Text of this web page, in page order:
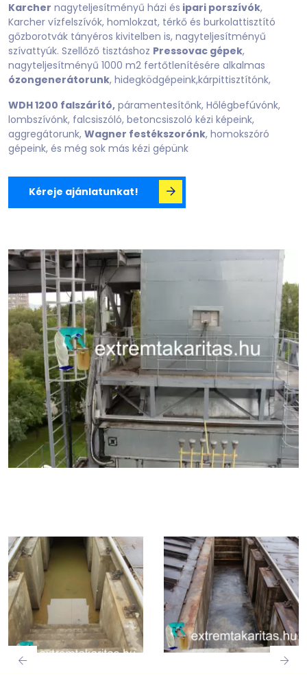
Karcher nagyteljesítményű házi és ipari porszívók,
Karcher vízfelszívók, homlokzat, térkő és burkolattisztító
gőzborotvák tányéros kivitelben is, nagyteljesítményű
szívattyúk. Szellőző tisztáshoz Pressovac gépek,
nagyteljesítményű 1000 m2 fertőtlenítésére alkalmas
ózongenerátorunk, hidegködgépeink,kárpittisztítónk,
WDH 1200 falszárító, páramentesítőnk, Hőlégbefúvónk,
lombszívónk, falcsiszóló, betoncsiszoló kézi képeink,
aggregátorunk, Wagner festékszorónk, homokszóró
gépeink, és még sok más kézi gépünk
Kéreje ajánlatunkat!